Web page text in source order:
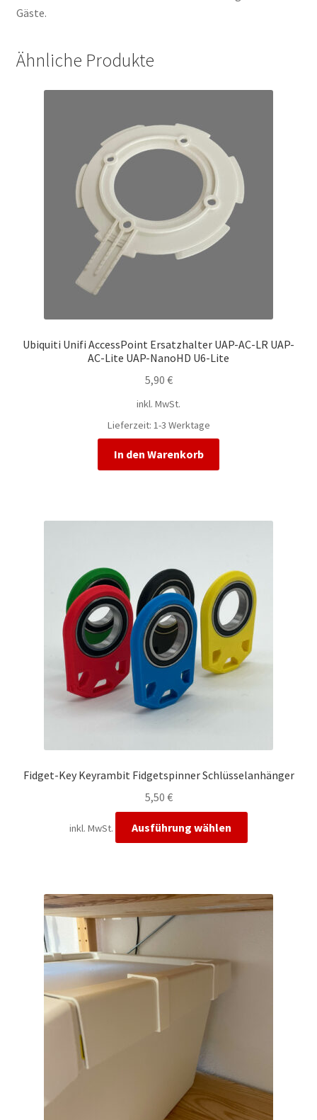
Gäste.
Ähnliche Produkte
Ubiquiti Unifi AccessPoint Ersatzhalter UAP-AC-LR UAP-
AC-Lite UAP-NanoHD U6-Lite
5,90 €
inkl. MwSt.
Lieferzeit: 1-3 Werktage
In den Warenkorb
Fidget-Key Keyrambit Fidgetspinner Schlüsselanhänger
5,50 €
inkl. MwSt. Ausführung wählen
auf.